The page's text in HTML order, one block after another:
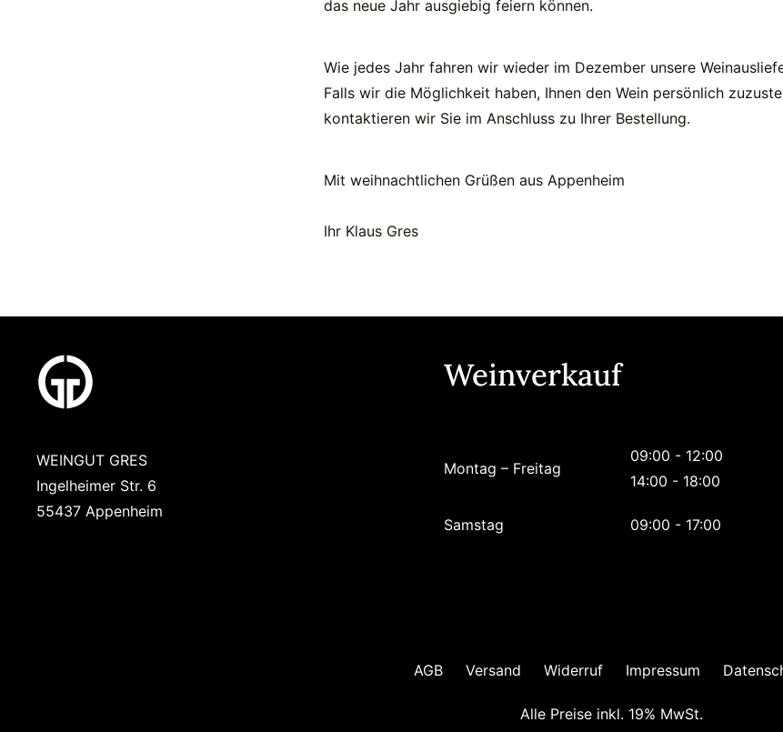
das neue Jahr ausgiebig feiern können.
Wie jedes Jahr fahren wir wieder im Dezember unsere
Falls wir die Möglichkeit haben, Ihnen den Wein persönlich
kontaktieren wir Sie im Anschluss zu Ihrer Bestellung.
Mit weihnachtlichen Grüßen aus Appenheim
Ihr Klaus Gres
WEINGUT GRES
Ingelheimer Str. 6
55437 Appenheim
Weinverkauf
Montag – Freitag
09:00 - 12:00
14:00 - 18:00
Samstag 09:00 - 17:00
AGB Versand Widerruf Impressum
Alle Preise inkl. 19% MwSt.